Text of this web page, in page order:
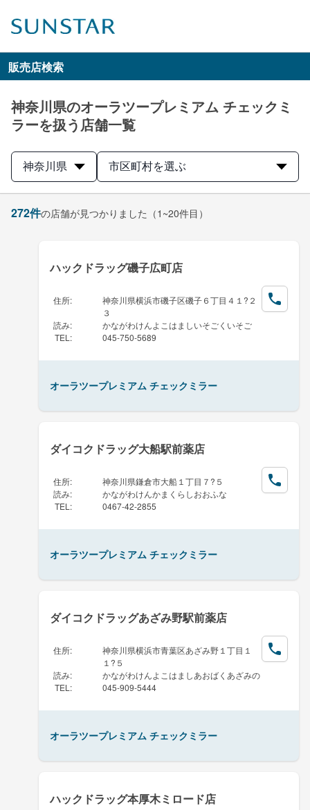
販売店検索
神奈川県のオーラツープレミアム チェックミ
ラーを扱う店舗一覧
神奈川県 市区町村を選ぶ
272件の店舗が見つかりました （1~20件目）
ハックドラッグ磯子広町店
住所:
神奈川県横浜市磯子区磯子６丁目４１?２
３
読み:
かながわけんよこはましいそごくいそご
TEL : 045-750-5689
オーラツープレミアム チェックミラー
ダイコクドラッグ大船駅前薬店
住所:
神奈川県鎌倉市大船１丁目７?５
読み:
かながわけんかまくらしおおふな
TEL : 0467-42-2855
オーラツープレミアム チェックミラー
ダイコクドラッグあざみ野駅前薬店
住所:
神奈川県横浜市青葉区あざみ野１丁目１
１?５
読み:
かながわけんよこはましあおばくあざみの
TEL : 045-909-5444
オーラツープレミアム チェックミラー
ハックドラッグ本厚木ミロード店